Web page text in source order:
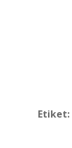
Etiket: